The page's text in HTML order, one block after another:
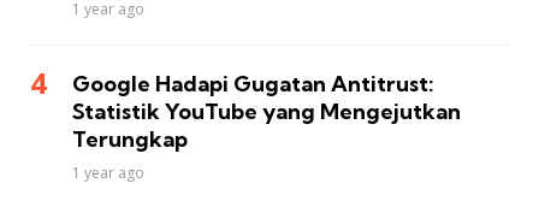
1 year ago
Google Hadapi Gugatan Antitrust:
Statistik YouTube yang Mengejutkan
Terungkap
1 year ago